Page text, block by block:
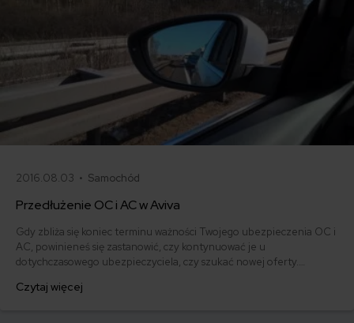
2016.08.03 • Samochód
Przedłużenie OC i AC w Aviva
Gdy zbliża się koniec terminu ważności Twojego ubezpieczenia OC i
AC, powinieneś się zastanowić, czy kontynuować je u
dotychczasowego ubezpieczyciela, czy szukać nowej oferty.
Czytaj więcej